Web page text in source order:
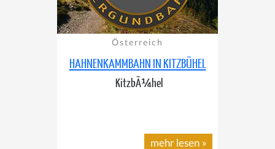
Österreich
HAHNENKAMMBAHN IN KITZBÜHEL
KitzbÃ¼hel
mehr lesen »